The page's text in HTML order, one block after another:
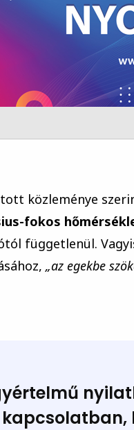
közleménye
fokos
függetlenül.
„az egekbe